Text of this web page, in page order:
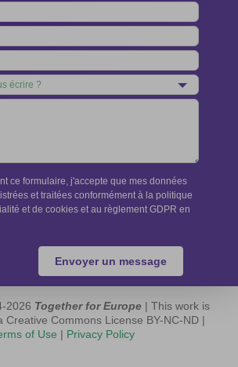
ce formulaire, j'accepte que mes données
et traitées conformément à la politique
et de cookies et au règlement GDPR en
Envoyer un message
2026 Together for Europe | This work is
Creative Commons License BY-NC-ND |
of Use | Privacy Policy